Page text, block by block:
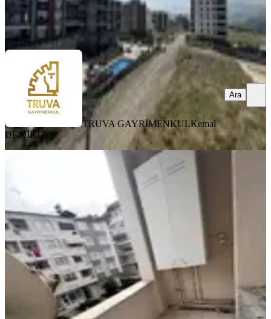
TRUVA GAYRİMENKUL Kemal DEMİRTAŞ
Ara
TRUVA GAYRİMENKULKemal
DEMİRTAŞ
Ara
Truva // Onur Gündüzcü'den Türk-
iş'te Ara Kat Kiralık 3+1
Samsun, Atakum
3+1·130 m² 2. Kat
20.000 ₺
TRUVA GAYRİMENKULONUR GÜNDÜZCÜ